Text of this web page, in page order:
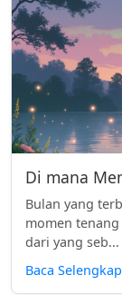
Di mana
Bulan yang
momen
dari yang seb...
Baca